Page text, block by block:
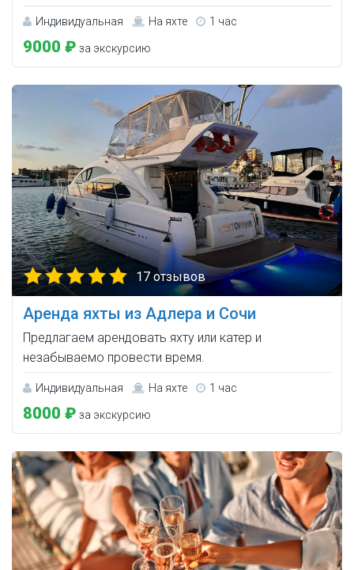
Индивидуальная На яхте 1 час
9000 ₽ за экскурсию
17 отзывов
Аренда яхты из Адлера и Сочи
Предлагаем арендовать яхту или катер и
незабываемо провести время.
Индивидуальная На яхте 1 час
8000 ₽ за экскурсию